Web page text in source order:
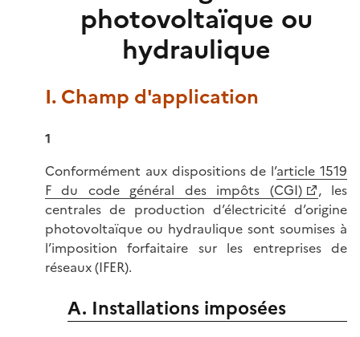
photovoltaïque ou
hydraulique
I. Champ d'application
1
Conformément aux dispositions de l’article 1519
F du code général des impôts (CGI)
, les
centrales de production d’électricité d’origine
photovoltaïque ou hydraulique sont soumises à
l’imposition forfaitaire sur les entreprises de
réseaux (IFER).
A. Installations imposées